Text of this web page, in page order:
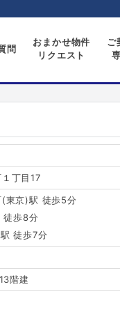
問
おまかせ物件
リクエスト
ご
丁目17
東京)駅 徒歩5分
徒歩8分
徒歩7分
階建